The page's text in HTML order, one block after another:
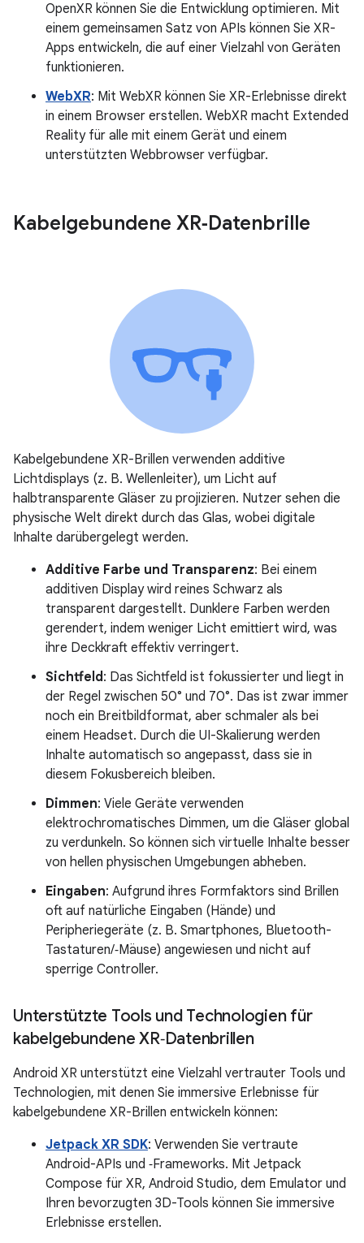
OpenXR können Sie die Entwicklung optimieren. Mit
einem gemeinsamen Satz von APIs können Sie XR-
Apps entwickeln, die auf einer Vielzahl von Geräten
funktionieren.
WebXR: Mit WebXR können Sie XR-Erlebnisse direkt
in einem Browser erstellen. WebXR macht Extended
Reality für alle mit einem Gerät und einem
unterstützten Webbrowser verfügbar.
Kabelgebundene XR‑Datenbrille
Kabelgebundene XR-Brillen verwenden additive
Lichtdisplays (z. B. Wellenleiter), um Licht auf
halbtransparente Gläser zu projizieren. Nutzer sehen die
physische Welt direkt durch das Glas, wobei digitale
Inhalte darübergelegt werden.
Additive Farbe und Transparenz: Bei einem
additiven Display wird reines Schwarz als
transparent dargestellt. Dunklere Farben werden
gerendert, indem weniger Licht emittiert wird, was
ihre Deckkraft effektiv verringert.
Sichtfeld: Das Sichtfeld ist fokussierter und liegt in
der Regel zwischen 50° und 70°. Das ist zwar immer
noch ein Breitbildformat, aber schmaler als bei
einem Headset. Durch die UI-Skalierung werden
Inhalte automatisch so angepasst, dass sie in
diesem Fokusbereich bleiben.
Dimmen: Viele Geräte verwenden
elektrochromatisches Dimmen, um die Gläser global
zu verdunkeln. So können sich virtuelle Inhalte besser
von hellen physischen Umgebungen abheben.
Eingaben: Aufgrund ihres Formfaktors sind Brillen
oft auf natürliche Eingaben (Hände) und
Peripheriegeräte (z. B. Smartphones, Bluetooth-
Tastaturen/‑Mäuse) angewiesen und nicht auf
sperrige Controller.
Unterstützte Tools und Technologien für
kabelgebundene XR‑Datenbrillen
Android XR unterstützt eine Vielzahl vertrauter Tools und
Technologien, mit denen Sie immersive Erlebnisse für
kabelgebundene XR-Brillen entwickeln können:
Jetpack XR SDK: Verwenden Sie vertraute
Android-APIs und ‑Frameworks. Mit Jetpack
Compose für XR, Android Studio, dem Emulator und
Ihren bevorzugten 3D-Tools können Sie immersive
Erlebnisse erstellen.